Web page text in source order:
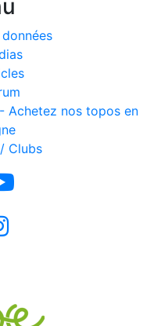
Achetez nos topos en
Clubs